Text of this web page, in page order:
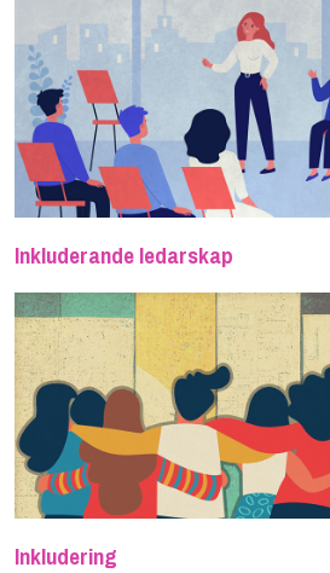
Inkluderande ledarskap
Inkludering